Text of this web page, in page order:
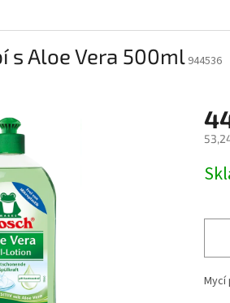
s Aloe Vera 500ml944536
cena:
Mycí